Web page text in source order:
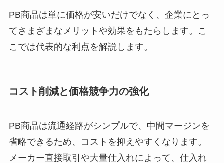
PB商品は単に価格が安いだけでなく、企業にとっ
てさまざまなメリットや効果をもたらします。こ
こでは代表的な利点を解説します。
コスト削減と価格競争力の強化
PB商品は流通経路がシンプルで、中間マージンを
省略できるため、コストを抑えやすくなります。
メーカー直接取引や大量仕入れによって、仕入れ